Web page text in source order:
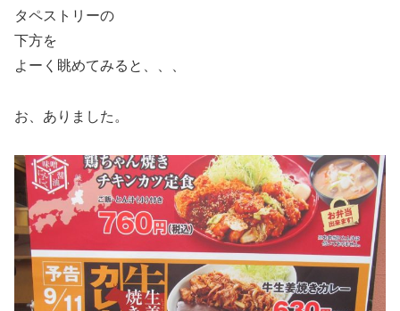
タペストリーの
下方を
よーく眺めてみると、、、
お、ありました。